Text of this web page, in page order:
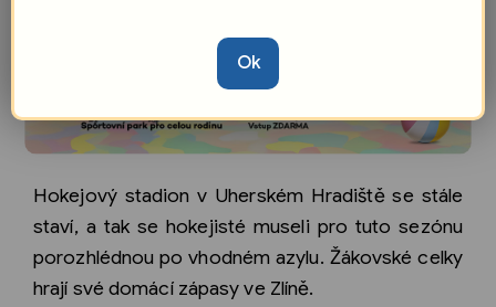
Hokejový stadion v Uherském Hradiště se stále
staví, a tak se hokejisté museli pro tuto sezónu
porozhlédnou po vhodném azylu. Žákovské celky
hrají své domácí zápasy ve Zlíně.
Ok